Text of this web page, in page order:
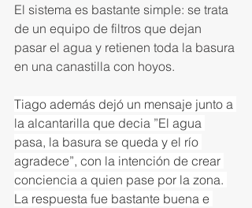
El sistema es bastante simple: se trata
de un equipo de filtros que dejan
pasar el agua y retienen toda la basura
en una canastilla con hoyos.
Tiago además dejó un mensaje junto a
la alcantarilla que decia ”El agua
pasa, la basura se queda y el río
agradece”, con la intención de crear
conciencia a quien pase por la zona.
La respuesta fue bastante buena e